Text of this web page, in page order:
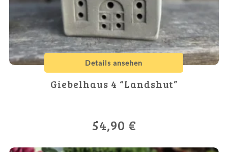
Giebelhaus 4 “Landshut”
54,90 €
Details ansehen